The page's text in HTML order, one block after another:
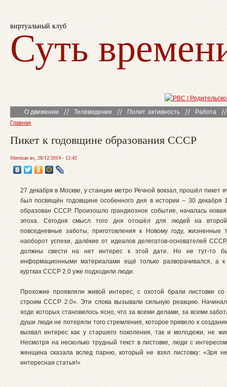
виртуальный клуб
Суть
О движении Телевидение Полит. активность Работа
Главная
Пикет к годовщине образования СССР
Shecman вс, 28/12/2014 - 12:42
27 декабря в Москве, у станции метро Речной вокзал, прошёл пикет
был посвящён годовщине особенного дня в истории – 30 декабря
образован СССР. Произошло грандиозное событие, началась новая
эпоха. Сегодня смысл того дня отошёл для людей на
повседневные заботы, приготовления к Новому году, жизненные
наоборот успехи, далёкие от идеалов делегатов-основателей
должны свести на нет интерес к этой дате. Но не тут-то
информационными материалами ещё только разворачивался, а к
куртках СССР 2.0 уже подходили люди.
Прохожие проявляли живой интерес, с охотой брали листовки
строим СССР 2.0». Эти слова вызывали сильную реакцию.
ходе которых становилось ясно, что за всеми делами, за всеми
души люди не потеряли того стремления, которое привело к
вызвал интерес как у старшего поколения, так и молодежи, не
Несмотря на несколько трудный текст в листовке, люди с
женщина сказала вслед парню, который не взял листовку: «Зря
интересная статья!»